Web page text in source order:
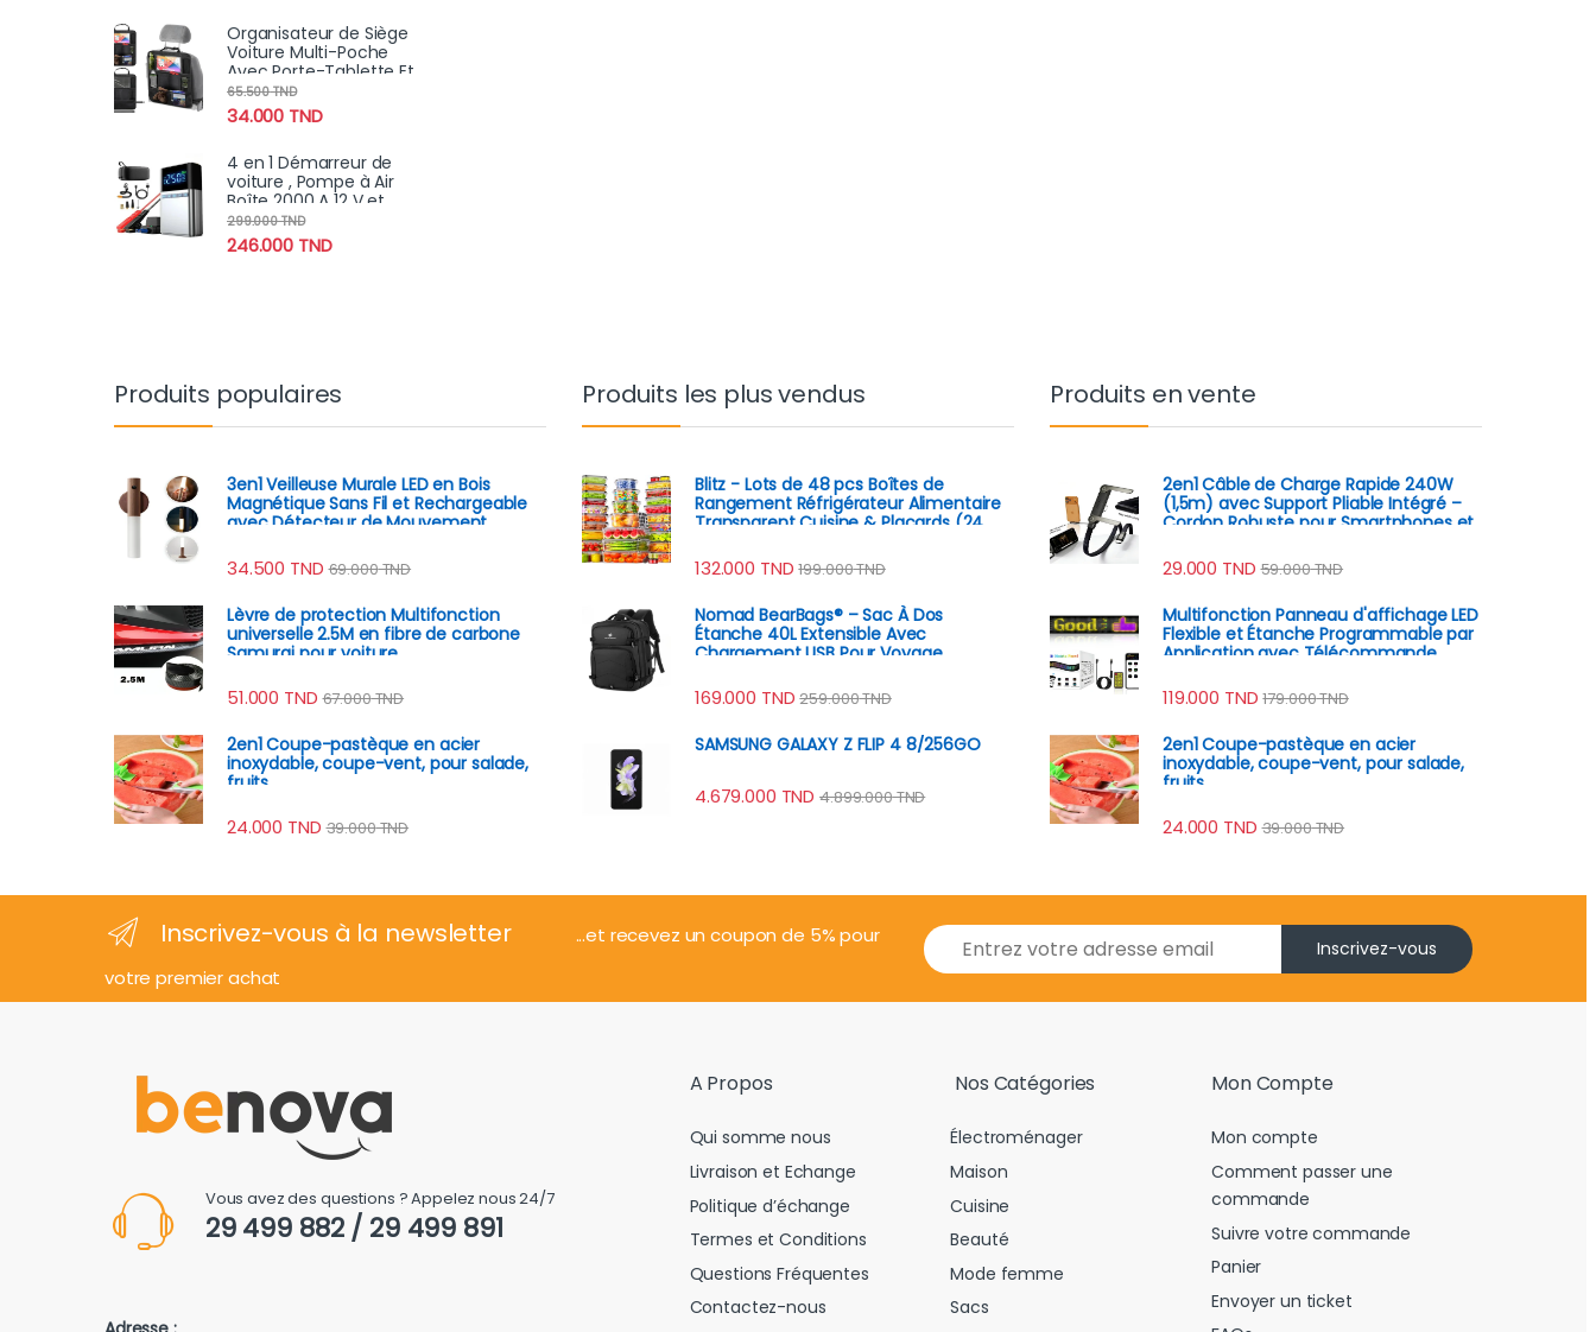
Organisateur de Siège
Voiture Multi-Poche
Avec Porte-Tablette Et
Espaces de Stockage
Multiples
34.000 TND
65.500TND
4 en 1 Démarreur de
voiture , Pompe à Air
Boîte 2000 A 12 V et
chargeur portable LED
pour moteurs essence
et diesel
246.000 TND
299.000TND
Produits populaires
3en1 Veilleuse Murale LED en Bois
Magnétique Sans Fil et Rechargeable
avec Détecteur de Mouvement
34.500 TND 69.000TND
Lèvre de protection Multifonction
universelle 2.5M en fibre de carbone
Samurai pour voiture
51.000 TND 67.000TND
2en1 Coupe-pastèque en acier
inoxydable, coupe-vent, pour salade,
fruits
24.000 TND 39.000TND
Produits les plus vendus
Blitz - Lots de 48 pcs Boîtes de
Rangement Réfrigérateur Alimentaire
Transparent Cuisine & Placards (24
132.000 TND 199.000TND
Nomad BearBags® – Sac À Dos
Étanche 40L Extensible Avec
Chargement USB Pour Voyage
169.000 TND 259.000TND
SAMSUNG GALAXY Z FLIP 4 8/256GO
4.679.000 TND 4.899.000TND
Produits en vente
2en1 Câble de Charge Rapide 240W
(1,5m) avec Support Pliable Intégré –
Cordon Robuste pour Smartphones et
29.000 TND 59.000TND
Multifonction Panneau d'affichage LED
Flexible et Étanche Programmable par
Application avec Télécommande
119.000 TND 179.000TND
2en1 Coupe-pastèque en acier
inoxydable, coupe-vent, pour salade,
fruits
24.000 TND 39.000TND
Inscrivez-vous à la newsletter
...et recevez un coupon de 5% pour
votre premier achat
E
m
i
Inscrivez-vous
Vous avez des questions ? Appelez nous 24/7
29 499 882 / 29 499 891
A Propos
Qui somme nous
Livraison et Echange
Politique d’échange
Termes et Conditions
Questions Fréquentes
Contactez-nous
Nos Catégories
Électroménager
Maison
Cuisine
Beauté
Mode femme
Sacs
Mon Compte
Mon compte
Comment passer une
commande
Suivre votre commande
Panier
Envoyer un ticket